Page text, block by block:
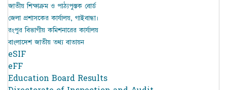
জাতীয় শিক্ষাক্রম ও পাঠ্যপুস্তক বোর্ড
জেলা প্রশাসকের কার্যালয়, গাইবান্ধা।
রংপুর বিভাগীয় কমিশনারের কার্যালয়
বাংলাদেশ জাতীয় তথ্য বাতায়ন
eSIF
eFF
Education Board Results